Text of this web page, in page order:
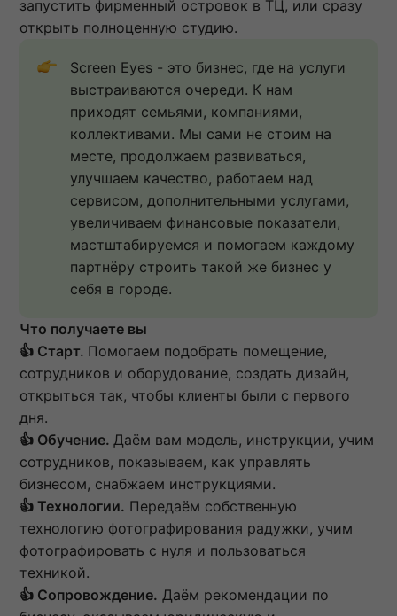
запустить фирменный островок в ТЦ, или сразу
открыть полноценную студию.
Screen Eyes - это бизнес, где на услуги
выстраиваются очереди. К нам
приходят семьями, компаниями,
коллективами. Мы сами не стоим на
месте, продолжаем развиваться,
улучшаем качество, работаем над
сервисом, дополнительными услугами,
увеличиваем финансовые показатели,
мастштабируемся и помогаем каждому
партнёру строить такой же бизнес у
себя в городе.
Что получаете вы
👍 Старт. Помогаем подобрать помещение,
сотрудников и оборудование, создать дизайн,
открыться так, чтобы клиенты были с первого
дня.
👍 Обучение. Даём вам модель, инструкции, учим
сотрудников, показываем, как управлять
бизнесом, снабжаем инструкциями.
👍 Технологии. Передаём собственную
технологию фотографирования радужки, учим
фотографировать с нуля и пользоваться
техникой.
👍 Сопровождение. Даём рекомендации по